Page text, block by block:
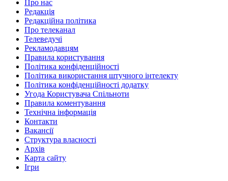
Про нас
Редакція
Редакційна політика
Про телеканал
Телеведучі
Рекламодавцям
Правила користування
Політика конфіденційності
Політика використання штучного інтелекту
Політика конфіденційності додатку
Угода Користувача Спільноти
Правила коментування
Технічна інформація
Контакти
Вакансії
Структура власності
Архів
Карта сайту
Ігри